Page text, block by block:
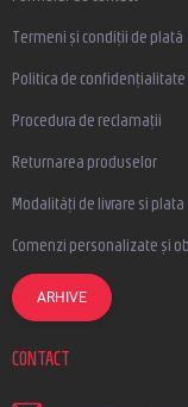
Termeni și condiții de plată
Politica de confidențialitate
Procedura de reclamații
Returnarea produselor
Modalități de livrare si plata
Comenzi personalizate și
ARHIVE
CONTACT